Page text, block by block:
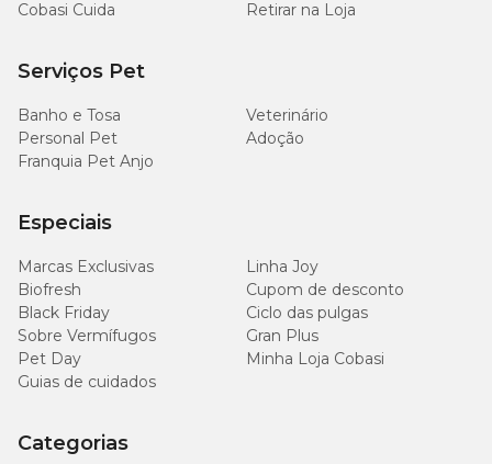
Cobasi Cuida
Retirar na Loja
Serviços Pet
Banho e Tosa
Veterinário
Personal Pet
Adoção
Franquia Pet Anjo
Especiais
Marcas Exclusivas
Linha Joy
Biofresh
Cupom de desconto
Black Friday
Ciclo das pulgas
Sobre Vermífugos
Gran Plus
Pet Day
Minha Loja Cobasi
Guias de cuidados
Categorias